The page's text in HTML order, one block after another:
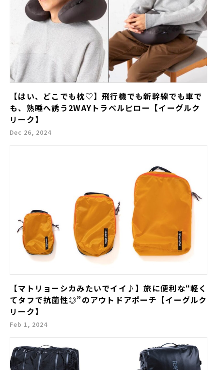
【はい、どこでも枕♡】飛行機でも新幹線でも車で
も、熟睡へ誘う2WAYトラベルピロー【イーグルク
リーク】
Dec 26, 2024
【マトリョーシカみたいでイイ♪】旅に便利な“軽く
てタフで抗菌性◎”のアウトドアポーチ【イーグルク
リーク】
Feb 1, 2024